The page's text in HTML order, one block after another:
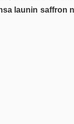
launin saffron